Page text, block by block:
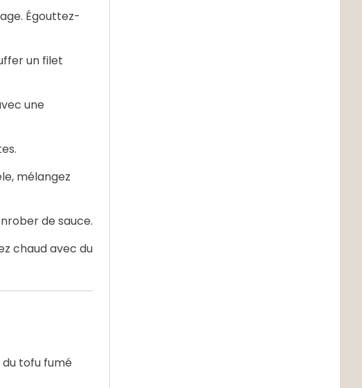
Égouttez-
un filet
une
mélangez
de sauce.
chaud avec du
tofu fumé